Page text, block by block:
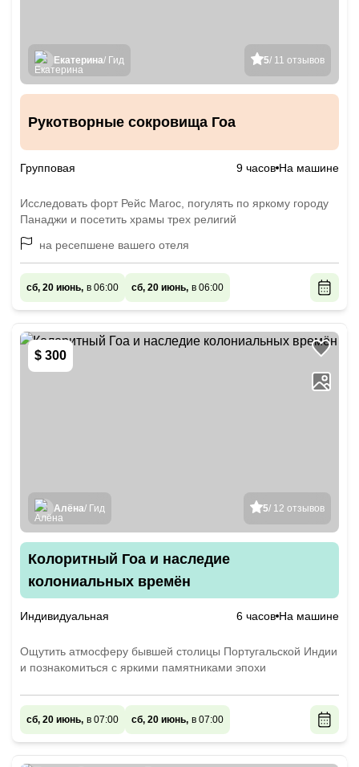
5/ 11 отзывов
Екатерина/ Гид
Рукотворные сокровища Гоа
Групповая 9 часов На машине
Исследовать форт Рейс Магос, погулять по яркому городу
Панаджи и посетить храмы трех религий
на ресепшене вашего отеля
сб, 20 июнь, в 06:00 сб, 20 июнь, в 06:00
$ 300
5/ 12 отзывов
Алёна/ Гид
Колоритный Гоа и наследие
колониальных времён
Индивидуальная 6 часов На машине
Ощутить атмосферу бывшей столицы Португальской Индии
и познакомиться с яркими памятниками эпохи
сб, 20 июнь, в 07:00 сб, 20 июнь, в 07:00